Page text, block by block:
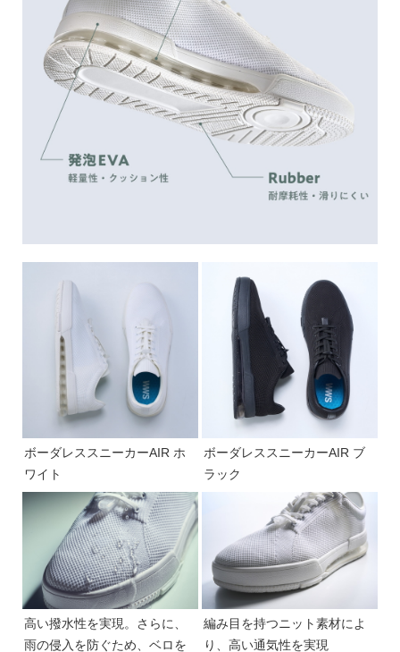
ボーダレススニーカーAIR ホ
ワイト
ボーダレススニーカーAIR ブ
ラック
高い撥水性を実現。さらに、
雨の侵入を防ぐため、ベロを
編み目を持つニット素材によ
り、高い通気性を実現